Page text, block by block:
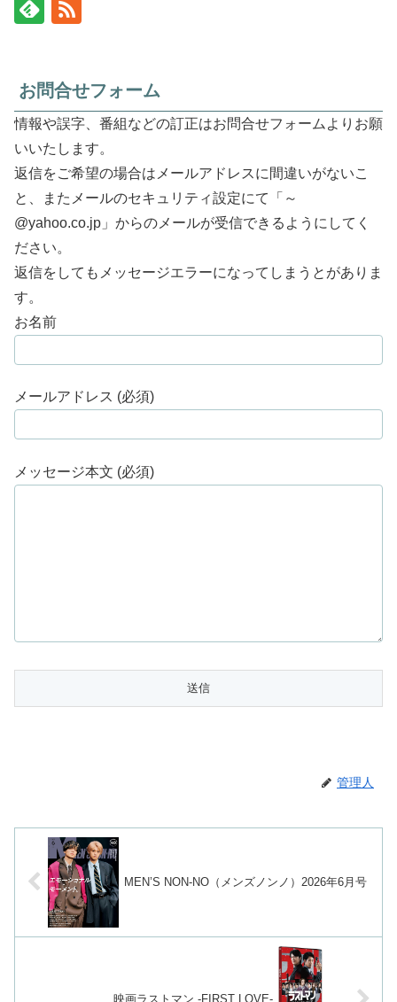
お問合せフォーム
情報や誤字、番組などの訂正はお問合せフォームよりお願
いいたします。
返信をご希望の場合はメールアドレスに間違いがないこ
と、またメールのセキュリティ設定にて「～
@yahoo.co.jp」からのメールが受信できるようにしてく
ださい。
返信をしてもメッセージエラーになってしまうとがありま
す。
お名前
メールアドレス (必須)
メッセージ本文 (必須)
管理人
MEN’S NON-NO（メンズノンノ）2026年6月号
映画ラストマン -FIRST LOVE-